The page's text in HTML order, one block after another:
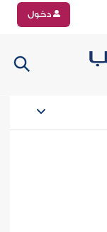
دخول